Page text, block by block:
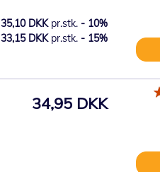
35,10 DKK pr.stk. - 10%
33,15 DKK pr.stk. - 15%
34,95 DKK